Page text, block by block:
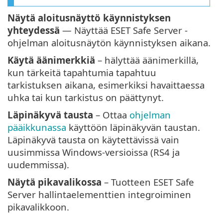
Näytä aloitusnäyttö käynnistyksen
yhteydessä — Näyttää ESET Safe Server -
ohjelman aloitusnäytön käynnistyksen aikana.
Käytä äänimerkkiä – hälyttää äänimerkillä,
kun tärkeitä tapahtumia tapahtuu
tarkistuksen aikana, esimerkiksi havaittaessa
uhka tai kun tarkistus on päättynyt.
Läpinäkyvä tausta – Ottaa ohjelman
pääikkunassa käyttöön läpinäkyvän taustan.
Läpinäkyvä tausta on käytettävissä vain
uusimmissa Windows-versioissa (RS4 ja
uudemmissa).
Näytä pikavalikossa – Tuotteen ESET Safe
Server hallintaelementtien integroiminen
pikavalikkoon.